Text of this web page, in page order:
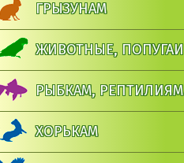
ГРЫЗУНАМ
ЖИВОТНЫЕ, ПОПУГАИ
РЫБКАМ, РЕПТИЛИЯМ
ХОРЬКАМ